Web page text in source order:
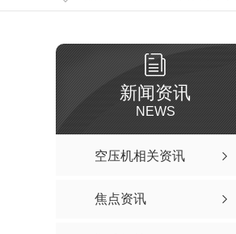
新闻资讯
NEWS
空压机相关资讯
焦点资讯